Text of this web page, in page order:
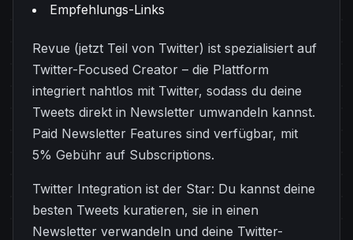
Empfehlungs-Links
Revue (jetzt Teil von Twitter) ist spezialisiert auf
Twitter-Focused Creator – die Plattform
integriert nahtlos mit Twitter, sodass du deine
Tweets direkt in Newsletter umwandeln kannst.
Paid Newsletter Features sind verfügbar, mit
5% Gebühr auf Subscriptions.
Twitter Integration ist der Star: Du kannst deine
besten Tweets kuratieren, sie in einen
Newsletter verwandeln und deine Twitter-